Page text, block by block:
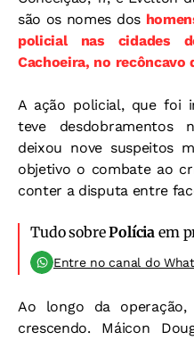
são os nomes dos
policial nas cidades
Cachoeira, no recôncavo
A ação policial, que foi
teve desdobramentos
deixou nove suspeitos
objetivo o combate ao
conter a disputa entre
Tudo sobrePolícia em
Entre no canal do
Ao longo da
crescendo. Máicon